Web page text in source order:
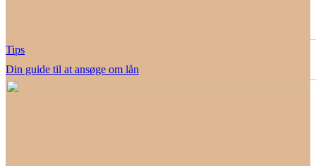
Tips
Din guide til at ansøge om lån